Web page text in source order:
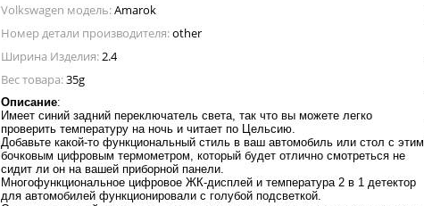
Volkswagen модель:Amarok
Номер детали производителя:other
Ширина Изделия:2.4
Вес товара:35g
Описание:
Имеет синий задний переключатель света, так что вы можете легко
проверить температуру на ночь и читает по Цельсию.
Добавьте какой-то функциональный стиль в ваш автомобиль или стол с этим
бочковым цифровым термометром, который будет отлично смотреться не
сидит ли он на вашей приборной панели.
Многофункциональное цифровое ЖК-дисплей и температура 2 в 1 детектор
для автомобилей функционировали с голубой подсветкой.